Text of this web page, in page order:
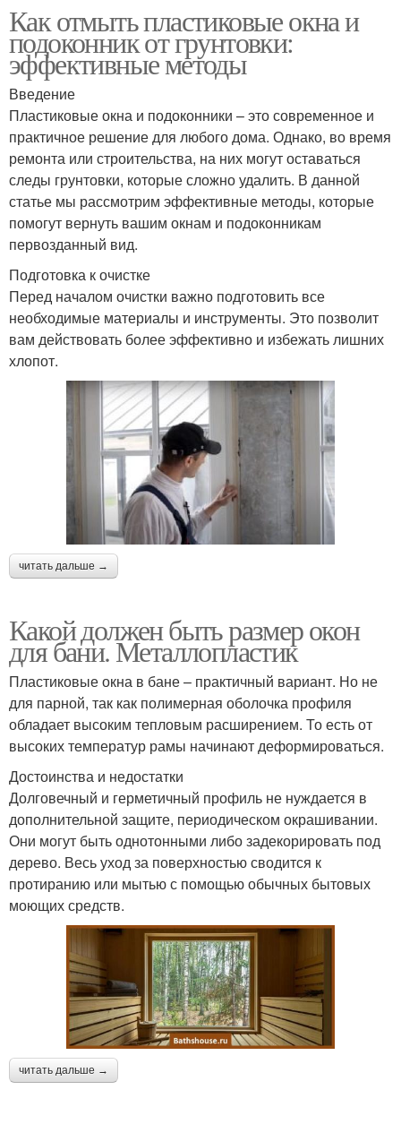
Как отмыть пластиковые окна и
подоконник от грунтовки:
эффективные методы
Введение
Пластиковые окна и подоконники – это современное и
практичное решение для любого дома. Однако, во время
ремонта или строительства, на них могут оставаться
следы грунтовки, которые сложно удалить. В данной
статье мы рассмотрим эффективные методы, которые
помогут вернуть вашим окнам и подоконникам
первозданный вид.
Подготовка к очистке
Перед началом очистки важно подготовить все
необходимые материалы и инструменты. Это позволит
вам действовать более эффективно и избежать лишних
хлопот.
читать дальше →
Какой должен быть размер окон
для бани. Металлопластик
Пластиковые окна в бане – практичный вариант. Но не
для парной, так как полимерная оболочка профиля
обладает высоким тепловым расширением. То есть от
высоких температур рамы начинают деформироваться.
Достоинства и недостатки
Долговечный и герметичный профиль не нуждается в
дополнительной защите, периодическом окрашивании.
Они могут быть однотонными либо задекорировать под
дерево. Весь уход за поверхностью сводится к
протиранию или мытью с помощью обычных бытовых
моющих средств.
читать дальше →